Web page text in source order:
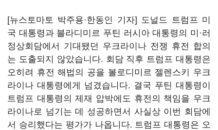
[뉴스토마토 박주용·한동인 기자] 도널드 트럼프 미
국 대통령과 블라디미르 푸틴 러시아 대통령의 미·러
정상회담에서 기대됐던 우크라이나 전쟁 휴전 합의
는 도출되지 않았습니다. 회담 직후 트럼프 대통령은
오히려 휴전 해법의 공을 볼로디미르 젤렌스키 우크
라이나 대통령에게 넘겼습니다. 결국 푸틴 대통령이
트럼프 대통령의 제재 압박에도 휴전의 책임을 우크
라이나로 넘기는 데 성공하면서 사실상 이번 회담에
서 승리했다는 평가가 나옵니다. 트럼프 대통령은 오